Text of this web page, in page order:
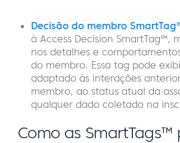
Decisão do membro
à Access Decision SmartTag™,
nos detalhes e
do membro. Essa tag pode
adaptado às interações
membro, ao status atual da
qualquer dado coletado na
Como as SmartTags™